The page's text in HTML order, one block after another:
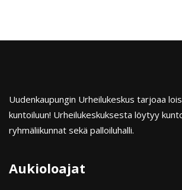
Uudenkaupungin Urheilukeskus tarjoaa
kuntoiluun! Urheilukeskuksesta löytyy
ryhmäliikunnat sekä palloiluhalli.
Aukioloajat